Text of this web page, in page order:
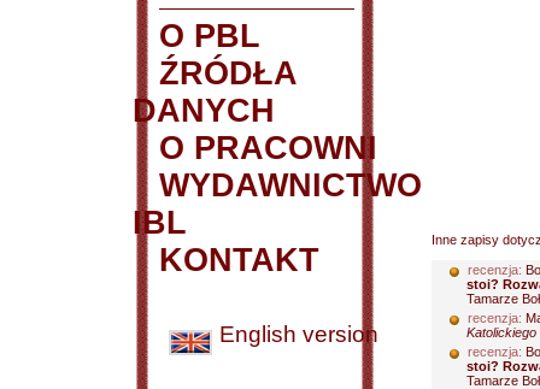
O PBL
ŹRÓDŁA
DANYCH
O PRACOWNI
WYDAWNICTWO
IBL
KONTAKT
English version
Inne zapisy
recenzja:
stoi?
Tamarze
recenzja:
recenzja:
stoi?
Tamarze